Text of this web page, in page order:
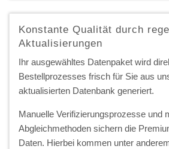
Konstante Qualität durch
Aktualisierungen
Ihr ausgewähltes Datenpaket wird
Bestellprozesses frisch für Sie aus
aktualisierten Datenbank generiert.
Manuelle Verifizierungsprozesse und
Abgleichmethoden sichern die
Daten. Hierbei kommen unter